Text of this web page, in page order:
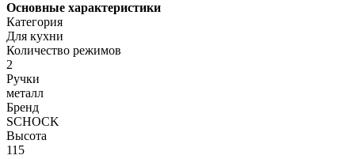
Основные характеристики
Категория
Для кухни
Количество режимов
2
Ручки
металл
Бренд
SCHOCK
Высота
115